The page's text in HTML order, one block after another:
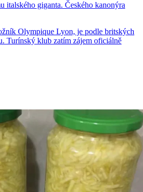
italského giganta. Českého kanonýra
Olympique Lyon, je podle britských
Turínský klub zatím zájem oficiálně